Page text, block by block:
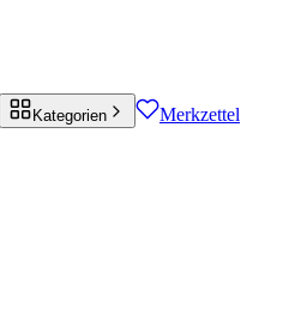
Kategorien Merkzettel